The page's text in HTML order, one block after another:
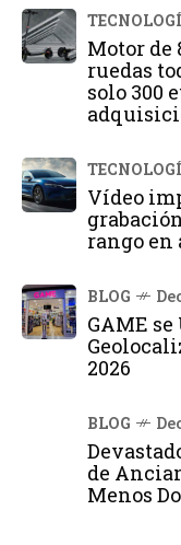
Motor de
ruedas
solo 300
Vídeo
rango en
BLOG
GAME
2026
BLOG
de
Menos